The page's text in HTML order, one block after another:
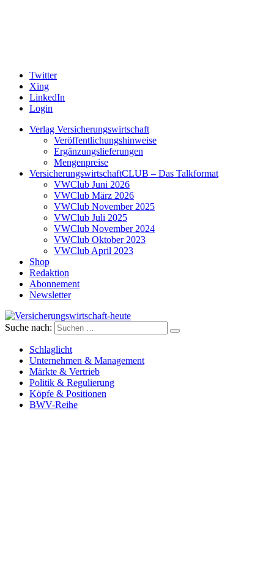
Twitter
Xing
LinkedIn
Login
Verlag Versicherungswirtschaft
Veröffentlichungshinweise
Ergänzungslieferungen
Mengenpreise
VersicherungswirtschaftCLUB – Das Talkformat
VWClub Juni 2026
VWClub März 2026
VWClub November 2025
VWClub Juli 2025
VWClub November 2024
VWClub Oktober 2023
VWClub April 2023
Shop
Redaktion
Abonnement
Newsletter
Versicherungswirtschaft-heute
Suche nach:
Schlaglicht
Unternehmen & Management
Märkte & Vertrieb
Politik & Regulierung
Köpfe & Positionen
BWV-Reihe